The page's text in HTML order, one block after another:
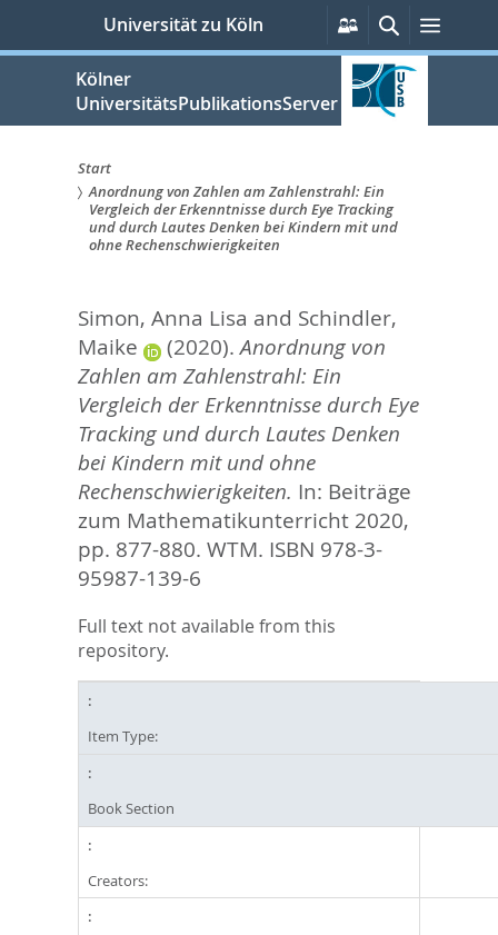
springen
Universität zu Köln
Persönliche
Services
Suche
Kölner
UniversitätsPublikationsServer
Sie
sind
Start
Anordnung von Zahlen am Zahlenstrahl: Ein
Vergleich der Erkenntnisse durch Eye Tracking
und durch Lautes Denken bei Kindern mit und
ohne Rechenschwierigkeiten
Simon, Anna Lisa and Schindler,
Maike
(2020).Anordnung von
Zahlen am Zahlenstrahl: Ein
Vergleich der Erkenntnisse durch Eye
Tracking und durch Lautes Denken
bei Kindern mit und ohne
Rechenschwierigkeiten. In: Beiträge
zum Mathematikunterricht 2020,
pp. 877-880. WTM. ISBN 978-3-
95987-139-6
Full text not available from this
repository.
Item Type:
Book Section
Creators: